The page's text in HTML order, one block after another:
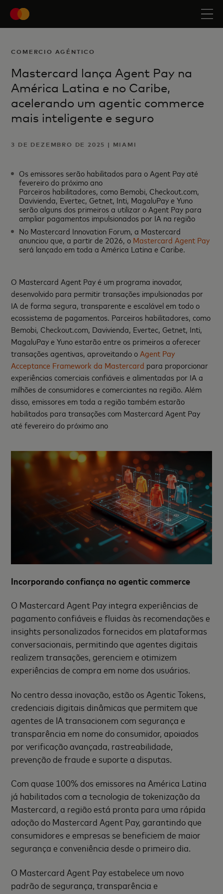
COMERCIO AGÉNTICO
Mastercard lança Agent Pay na
América Latina e no Caribe,
acelerando um agentic commerce
mais inteligente e seguro
3 DE DEZEMBRO DE 2025 | MIAMI
Os emissores serão habilitados para o Agent Pay até
fevereiro do próximo ano
Parceiros habilitadores, como Bemobi, Checkout.com,
Davivienda, Evertec, Getnet, Inti, MagaluPay e Yuno
serão alguns dos primeiros a utilizar o Agent Pay para
ampliar pagamentos impulsionados por IA na região
No Mastercard Innovation Forum, a Mastercard
anunciou que, a partir de 2026, o Mastercard Agent Pay
será lançado em toda a América Latina e Caribe.
O Mastercard Agent Pay é um programa inovador,
desenvolvido para permitir transações impulsionadas por
IA de forma segura, transparente e escalável em todo o
ecossistema de pagamentos. Parceiros habilitadores, como
Bemobi, Checkout.com, Davivienda, Evertec, Getnet, Inti,
MagaluPay e Yuno estarão entre os primeiros a oferecer
transações agentivas, aproveitando oAgent Pay
Acceptance Framework da Mastercard para proporcionar
experiências comerciais confiáveis e alimentadas por IA a
milhões de consumidores e comerciantes na região. Além
disso, emissores em toda a região também estarão
habilitados para transações com Mastercard Agent Pay
até fevereiro do próximo ano
Incorporando confiança no agentic commerce
O Mastercard Agent Pay integra experiências de
pagamento confiáveis e fluidas às recomendações e
insights personalizados fornecidos em plataformas
conversacionais, permitindo que agentes digitais
realizem transações, gerenciem e otimizem
experiências de compra em nome dos usuários.
No centro dessa inovação, estão os Agentic Tokens,
credenciais digitais dinâmicas que permitem que
agentes de IA transacionem com segurança e
transparência em nome do consumidor, apoiados
por verificação avançada, rastreabilidade,
prevenção de fraude e suporte a disputas.
Com quase 100% dos emissores na América Latina
já habilitados com a tecnologia de tokenização da
Mastercard, a região está pronta para uma rápida
adoção do Mastercard Agent Pay, garantindo que
consumidores e empresas se beneficiem de maior
segurança e conveniência desde o primeiro dia.
O Mastercard Agent Pay estabelece um novo
padrão de segurança, transparência e